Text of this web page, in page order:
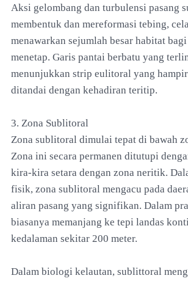
Aksi gelombang dan turbulensi pasang
membentuk dan mereformasi tebing,
menawarkan sejumlah besar habitat
menetap. Garis pantai berbatu yang
menunjukkan strip eulitoral yang
ditandai dengan kehadiran teritip.
3. Zona Sublitoral
Zona sublitoral dimulai tepat di bawah
Zona ini secara permanen ditutupi
kira-kira setara dengan zona neritik.
fisik, zona sublitoral mengacu pada
aliran pasang yang signifikan. Dalam
biasanya memanjang ke tepi landas
kedalaman sekitar 200 meter.
Dalam biologi kelautan, sublittoral